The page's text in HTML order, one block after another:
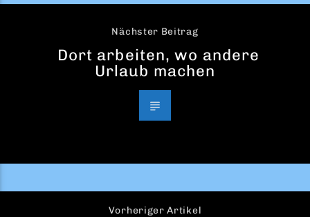
Nächster Beitrag
Dort arbeiten, wo andere
Urlaub machen
Vorheriger Artikel